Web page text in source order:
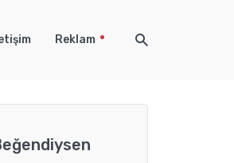
Reklam